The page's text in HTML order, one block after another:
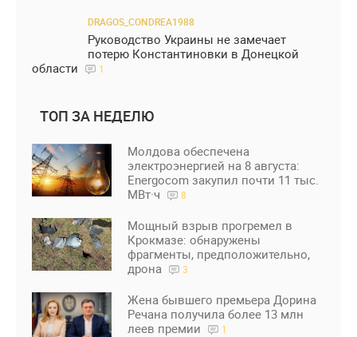
DRAGOS_CONDREA1988
Руководство Украины не замечает
потерю Константиновки в Донецкой
области
1
ТОП ЗА НЕДЕЛЮ
Молдова обеспечена
электроэнергией на 8 августа:
Energocom закупил почти 11 тыс.
МВт·ч
8
Мощный взрыв прогремел в
Крокмазе: обнаружены
фрагменты, предположительно,
дрона
3
Жена бывшего премьера Дорина
Речана получила более 13 млн
леев премии
1